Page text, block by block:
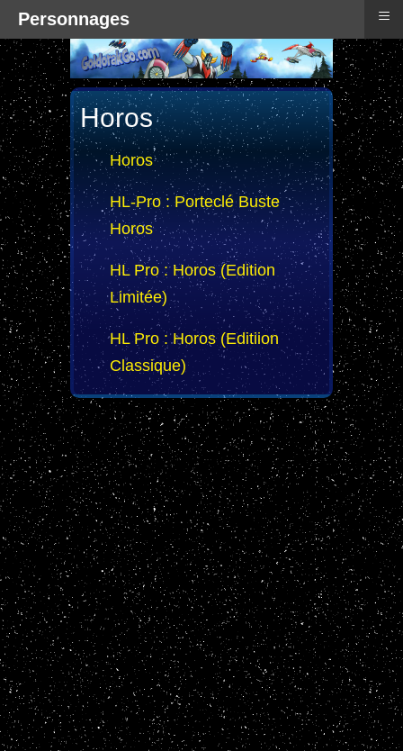
Horos
Horos
HL-Pro : Porteclé Buste
Horos
HL Pro : Horos (Edition
Limitée)
HL Pro : Horos (Editiion
Classique)
Personnages ≡